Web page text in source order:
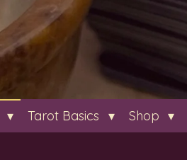
Tarot Basics Shop